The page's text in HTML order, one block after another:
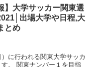
】大学サッカー関東選
出場大学や日程,大
とめ
に行われる関東大学サッカ
。 関東ナンバー１を目指